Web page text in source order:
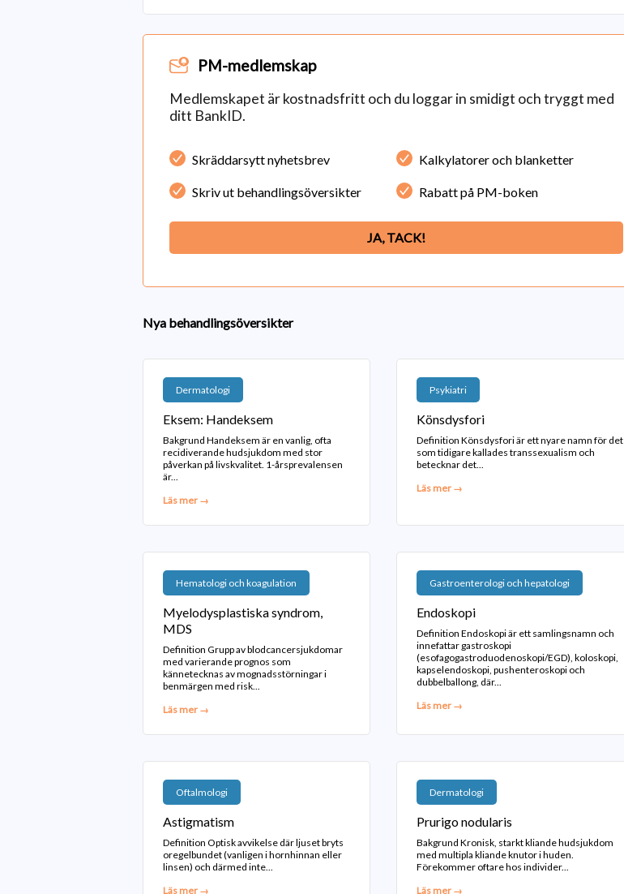
PM-medlemskap
Medlemskapet är kostnadsfritt och du loggar in smidigt och tryggt med
ditt BankID.
Skräddarsytt nyhetsbrev Kalkylatorer och blanketter
Skriv ut behandlingsöversikter Rabatt på PM-boken
JA, TACK!
Nya behandlingsöversikter
Dermatologi
Eksem: Handeksem
Bakgrund Handeksem är en vanlig, ofta
recidiverande hudsjukdom med stor
påverkan på livskvalitet. 1-årsprevalensen
är...
Läs mer →
Psykiatri
Könsdysfori
Definition Könsdysfori är ett nyare namn för det
som tidigare kallades transsexualism och
betecknar det...
Läs mer →
Hematologi och koagulation
Myelodysplastiska syndrom,
MDS
Definition Grupp av blodcancersjukdomar
med varierande prognos som
kännetecknas av mognadsstörningar i
benmärgen med risk...
Läs mer →
Gastroenterologi och hepatologi
Endoskopi
Definition Endoskopi är ett samlingsnamn och
innefattar gastroskopi
(esofagogastroduodenoskopi/EGD), koloskopi,
kapselendoskopi, pushenteroskopi och
dubbelballong, där...
Läs mer →
Oftalmologi
Astigmatism
Definition Optisk avvikelse där ljuset bryts
oregelbundet (vanligen i hornhinnan eller
linsen) och därmed inte...
Läs mer →
Dermatologi
Prurigo nodularis
Bakgrund Kronisk, starkt kliande hudsjukdom
med multipla kliande knutor i huden.
Förekommer oftare hos individer...
Läs mer →